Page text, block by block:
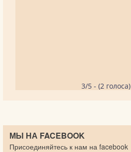
3/5 - (2 голоса)
МЫ НА FACEBOOK
Присоединяйтесь к нам на facebook